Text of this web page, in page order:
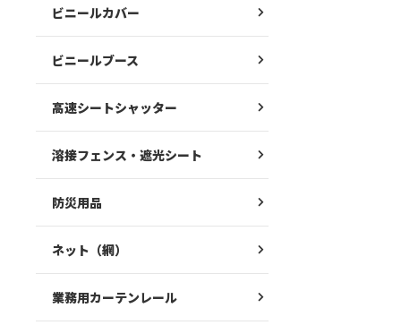
ビニールカバー
ビニールブース
高速シートシャッター
溶接フェンス・遮光シート
防災用品
ネット（網）
業務用カーテンレール